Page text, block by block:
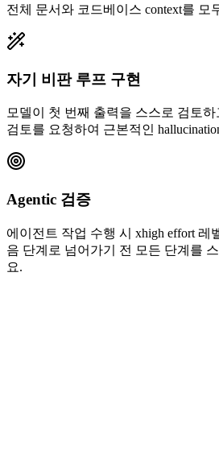
전체 문서와 코드베이스 context를 모
자기 비판 루프 구현
모델이 첫 번째 출력을 스스로 검토
검토를 요청하여 근본적인
Agentic 검증
에이전트 작업 수행 시 xhigh effort 레
음 단계로 넘어가기 전 모든 단계를
요.